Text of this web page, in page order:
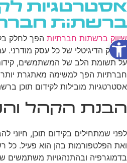
פתח סרגל נגישות
אסטרטגיות
ברשתות
שיווק ברשתות חברתיות הפך לחלק
השיווק הדיגיטלי של כל עסק
על תשומת הלב של המשתמשים,
חברתיות הפך למשימה מאתגרת
אסטרטגיות מובילות לקידום תוכן
הבנת הקהל
לפני שמתחילים בקידום תוכן, חיוני
ואת הפלטפורמות בהן הוא פעיל. כל
בדמוגרפיה ובהתנהגויות משתמשים